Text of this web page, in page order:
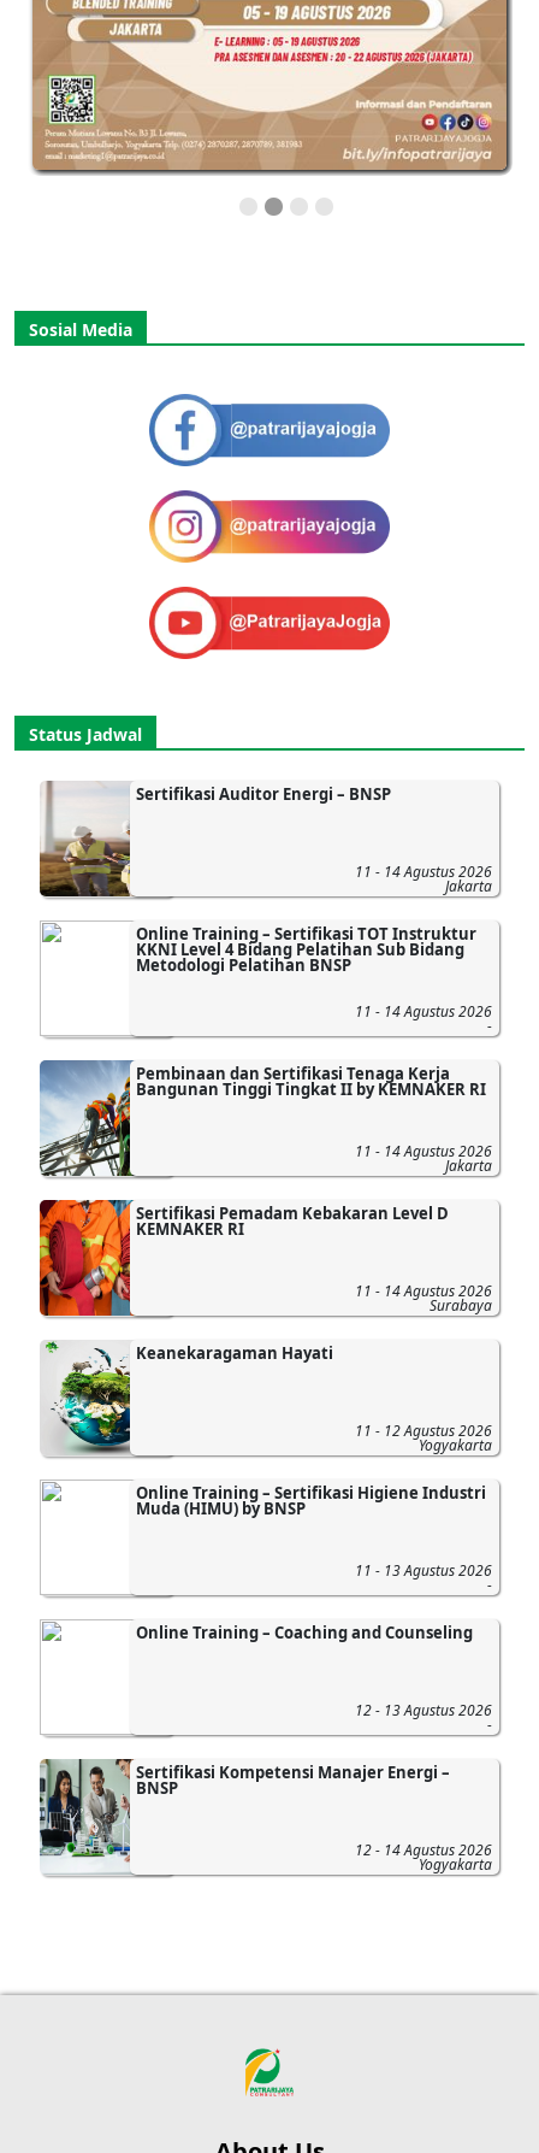
Sosial Media
Status Jadwal
Sertifikasi Auditor Energi – BNSP
11 - 14 Agustus 2026
Jakarta
Online Training – Sertifikasi TOT Instruktur
KKNI Level 4 Bidang Pelatihan Sub Bidang
Metodologi Pelatihan BNSP
11 - 14 Agustus 2026
-
Pembinaan dan Sertifikasi Tenaga Kerja
Bangunan Tinggi Tingkat II by KEMNAKER RI
11 - 14 Agustus 2026
Jakarta
Sertifikasi Pemadam Kebakaran Level D
KEMNAKER RI
11 - 14 Agustus 2026
Surabaya
Keanekaragaman Hayati
11 - 12 Agustus 2026
Yogyakarta
Online Training – Sertifikasi Higiene Industri
Muda (HIMU) by BNSP
11 - 13 Agustus 2026
-
Online Training – Coaching and Counseling
12 - 13 Agustus 2026
-
Sertifikasi Kompetensi Manajer Energi –
BNSP
12 - 14 Agustus 2026
Yogyakarta